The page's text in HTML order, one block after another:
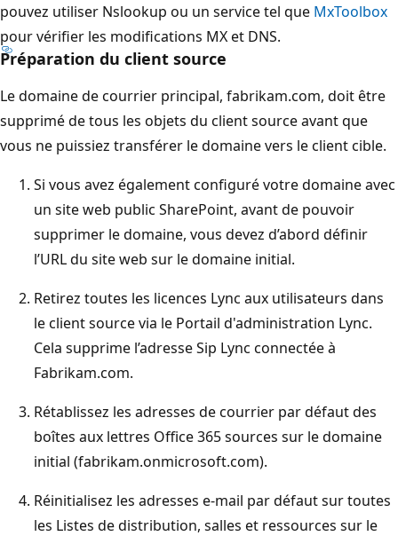
pouvez utiliser Nslookup ou un service tel que MxToolbox
pour vérifier les modifications MX et DNS.
Préparation du client source
Le domaine de courrier principal, fabrikam.com, doit être
supprimé de tous les objets du client source avant que
vous ne puissiez transférer le domaine vers le client cible.
Si vous avez également configuré votre domaine avec
un site web public SharePoint, avant de pouvoir
supprimer le domaine, vous devez d’abord définir
l’URL du site web sur le domaine initial.
Retirez toutes les licences Lync aux utilisateurs dans
le client source via le Portail d'administration Lync.
Cela supprime l’adresse Sip Lync connectée à
Fabrikam.com.
Rétablissez les adresses de courrier par défaut des
boîtes aux lettres Office 365 sources sur le domaine
initial (fabrikam.onmicrosoft.com).
Réinitialisez les adresses e-mail par défaut sur toutes
les Listes de distribution, salles et ressources sur le